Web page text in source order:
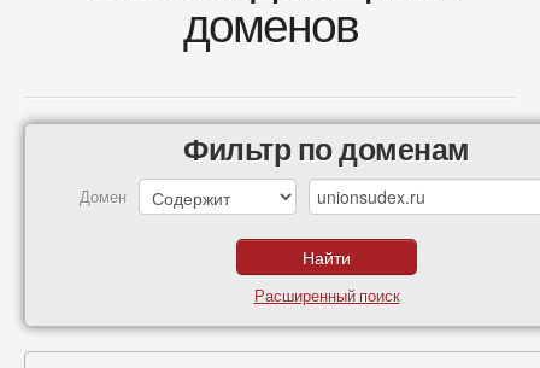
доменов
Фильтр по доменам
Домен
Расширенный поиск